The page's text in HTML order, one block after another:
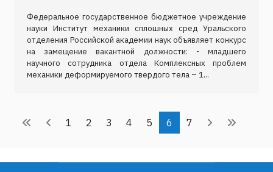
Федеральное государственное бюджетное учреждение
науки Институт механики сплошных сред Уральского
отделения Российской академии наук объявляет конкурс
на замещение вакантной должности: - младшего
научного сотрудника отдела Комплексных проблем
механики деформируемого твердого тела – 1...
1 2 3 4 5 6 7